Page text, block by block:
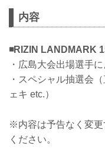
内容
◾️RIZIN LANDMARK
・広島大会出場選手
・スペシャル抽選会
ェキ etc.）
※内容は予告なく変更
ください。